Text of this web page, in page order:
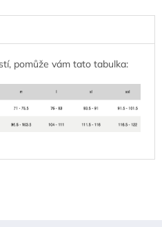
pomůže vám tato tabulka: